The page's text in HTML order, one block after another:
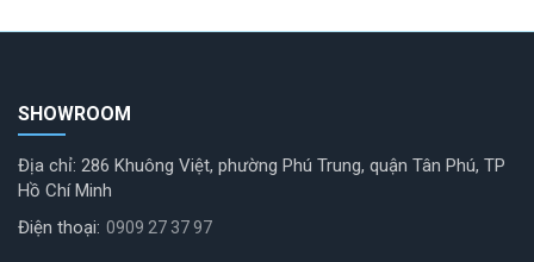
SHOWROOM
Địa chỉ: 286 Khuông Việt, phường Phú Trung, quận Tân Phú, TP
Hồ Chí Minh
Điện thoại: 0909 27 37 97